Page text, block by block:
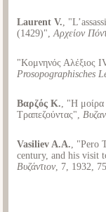
Laurent V.,
(1429)",Αρχείον
"Κομνηνός Αλέξιος
Prosopographisches
Βαρζός Κ., "Η μοίρα
Τραπεζούντας",
Vasiliev A.A., "Pero
century, and his visit
Βυζάντιον, 7, 1932,